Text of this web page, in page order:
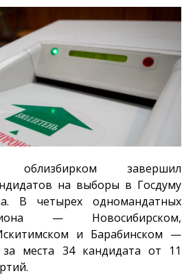
облизбирком завершил
на выборы в Госдуму
В четырех одномандатных
— Новосибирском,
и Барабинском —
за места 34 кандидата от 11